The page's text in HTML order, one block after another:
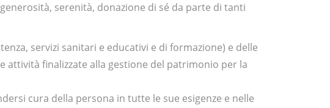
serenità, donazione di sé da parte di tanti
servizi sanitari e educativi e di formazione) e delle
attività finalizzate alla gestione del patrimonio per la
cura della persona in tutte le sue esigenze e nelle